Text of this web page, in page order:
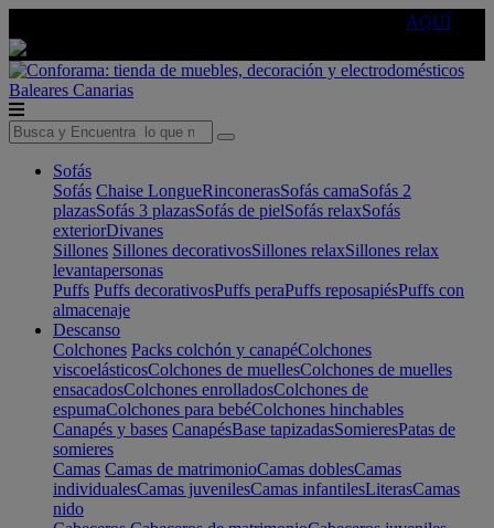
AQUÍ
Baleares Canarias
Sofás
Sofás Chaise LongueRinconerasSofás camaSofás 2
plazasSofás 3 plazasSofás de pielSofás relaxSofás
exteriorDivanes
Sillones Sillones decorativosSillones relaxSillones relax
levantapersonas
Puffs Puffs decorativosPuffs peraPuffs reposapiésPuffs con
almacenaje
Descanso
Colchones Packs colchón y canapéColchones
viscoelásticosColchones de muellesColchones de muelles
ensacadosColchones enrolladosColchones de
espumaColchones para bebéColchones hinchables
Canapés y bases CanapésBase tapizadasSomieresPatas de
somieres
Camas Camas de matrimonioCamas doblesCamas
individualesCamas juvenilesCamas infantilesLiterasCamas
nido